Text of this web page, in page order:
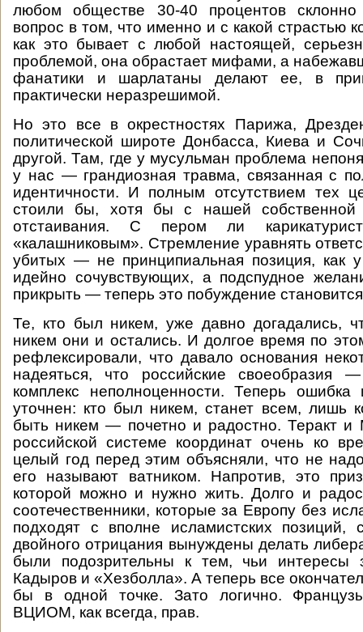
любом обществе 30-40 процентов склонно
вопрос в том, что именно и с какой страстью
как это бывает с любой настоящей,
проблемой, она обрастает мифами, а
фанатики и шарлатаны делают ее, в
практически неразрешимой.
Но это все в окрестностях Парижа,
политической широте Донбасса, Киева и
другой. Там, где у мусульман проблема
у нас — грандиозная травма, связанная с
идентичности. И полным отсутствием тех
стоили бы, хотя бы с нашей собственной
отстаивания. С пером ли
«калашниковым». Стремление уравнять
убитых — не принципиальная позиция, как
идейно сочувствующих, а подспудное
прикрыть — теперь это побуждение
Те, кто был никем, уже давно догадались,
никем они и остались. И долгое время по
рефлексировали, что давало основания
надеяться, что российские своеобразия
комплекс неполноценности. Теперь ошибка
уточнен: кто был никем, станет всем, лишь
быть никем — почетно и радостно. Теракт и
российской системе координат очень ко
целый год перед этим объясняли, что не
его называют ватником. Напротив, это
которой можно и нужно жить. Долго и
соотечественники, которые за Европу без
подходят с вполне исламистских позиций,
двойного отрицания вынуждены делать
были подозрительны к тем, чьи интересы
Кадыров и «Хезболла». А теперь все
бы в одной точке. Зато логично.
ВЦИОМ, как всегда, прав.